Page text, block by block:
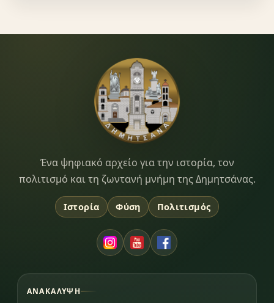
Dimitsana.gr
Ένα ψηφιακό αρχείο για την ιστορία, τον
πολιτισμό και τη ζωντανή μνήμη της Δημητσάνας.
Ιστορία Φύση Πολιτισμός
ΑΝΑΚΆΛΥΨΗ